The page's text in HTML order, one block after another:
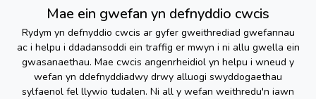
Mae ein gwefan yn defnyddio cwcis
Rydym yn defnyddio cwcis ar gyfer gweithrediad gwefannau
ac i helpu i ddadansoddi ein traffig er mwyn i ni allu gwella ein
gwasanaethau. Mae cwcis angenrheidiol yn helpu i wneud y
wefan yn ddefnyddiadwy drwy alluogi swyddogaethau
sylfaenol fel llywio tudalen. Ni all y wefan weithredu'n iawn